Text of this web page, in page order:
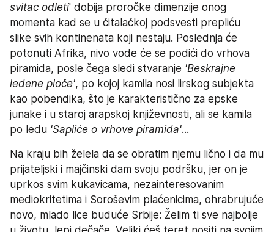
svitac odleti' dobija proročke dimenzije onog
momenta kad se u čitalačkoj podsvesti prepliću
slike svih kontinenata koji nestaju. Poslednja će
potonuti Afrika, nivo vode će se podići do vrhova
piramida, posle čega sledi stvaranje 'Beskrajne
ledene ploče', po kojoj kamila nosi lirskog subjekta
kao pobendika, što je karakteristično za epske
junake i u staroj arapskoj književnosti, ali se kamila
po ledu 'Sapliće o vrhove piramida'...
Na kraju bih želela da se obratim njemu lično i da mu
prijateljski i majčinski dam svoju podršku, jer on je
uprkos svim kukavicama, nezainteresovanim
mediokritetima i Soroševim plaćenicima, ohrabrujuće
novo, mlado lice buduće Srbije: Želim ti sve najbolje